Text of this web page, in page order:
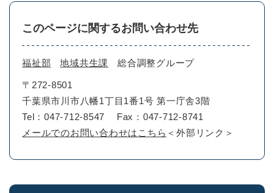
このページに関するお問い合わせ先
福祉部 地域共生課 総合調整グループ
〒272-8501
千葉県市川市八幡1丁目1番1号 第一庁舎3階
Tel：047-712-8547
Fax：047-712-8741
メールでのお問い合わせはこちら ＜外部リンク＞